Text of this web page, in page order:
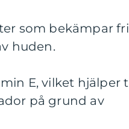
som bekämpar
huden.
E, vilket hjälper
på grund av